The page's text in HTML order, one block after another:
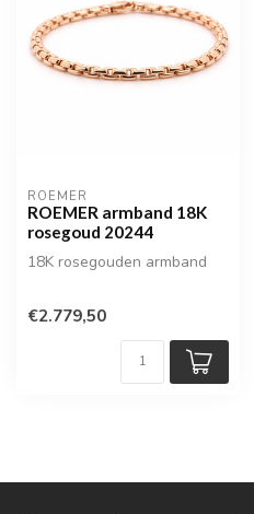
ROEMER
ROEMER armband 18K
rosegoud 20244
18K rosegouden armband
€2.779,50